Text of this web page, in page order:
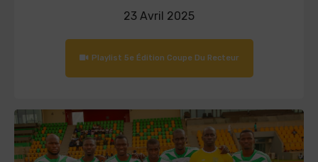
23 Avril 2025
Playlist 5e Édition Coupe Du Recteur